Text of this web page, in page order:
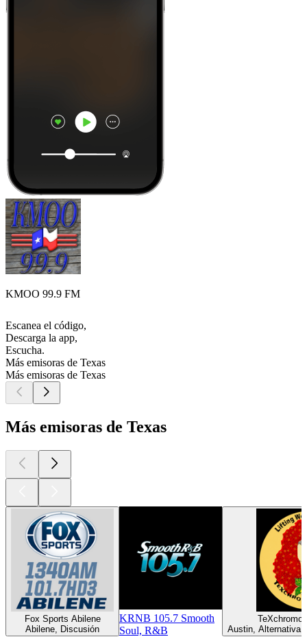
KMOO 99.9 FM
Escanea el código,
Descarga la app,
Escucha.
Más emisoras de Texas
Más emisoras de Texas
Más emisoras de Texas
Fox Sports Abilene
Abilene, Discusión
KRNB 105.7 Smooth
Soul, R&B
Austin, Alternativa,